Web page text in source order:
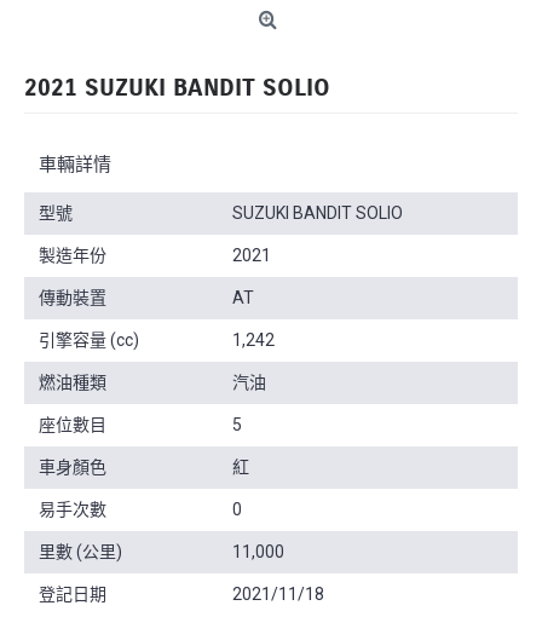
2021 SUZUKI BANDIT SOLIO
車輛詳情
型號 SUZUKI BANDIT SOLIO
製造年份 2021
傳動裝置 AT
引擎容量 (cc) 1,242
燃油種類 汽油
座位數目 5
車身顏色 紅
易手次數 0
里數 (公里) 11,000
登記日期 2021/11/18